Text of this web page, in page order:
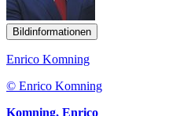
Bildinformationen
Enrico Komning
© Enrico Komning
Komning, Enrico